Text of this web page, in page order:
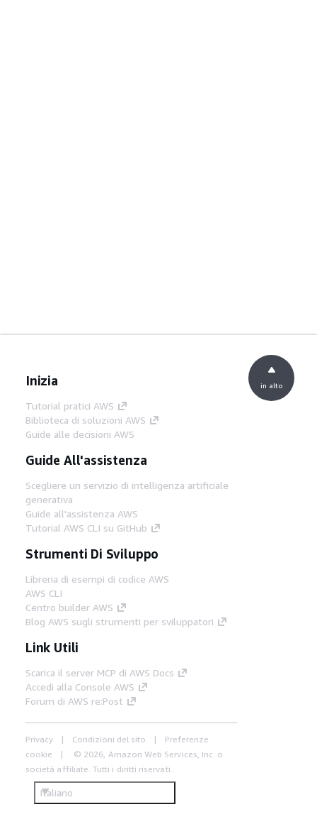
Inizia
Tutorial pratici AWS
Biblioteca di soluzioni AWS
Guide alle decisioni AWS
Guide All'assistenza
Scegliere un servizio di intelligenza artificiale
generativa
Guide all'assistenza AWS
Tutorial AWS CLI su GitHub
Strumenti Di Sviluppo
Libreria di esempi di codice AWS
AWS CLI
Centro builder AWS
Blog AWS sugli strumenti per sviluppatori
Link Utili
Scarica il server MCP di AWS Docs
Accedi alla Console AWS
Forum di AWS re:Post
Privacy Condizioni del sito
Preferenze
cookie
© 2026, Amazon Web Services, Inc. o
società affiliate. Tutti i diritti riservati.
Italiano
in alto